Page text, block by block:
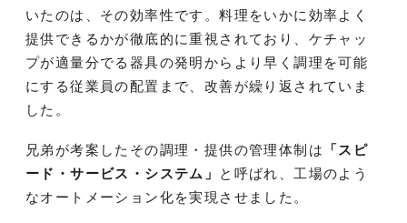
いたのは、その効率性です。料理をいかに効率よく
提供できるかが徹底的に重視されており、ケチャッ
プが適量分でる器具の発明からより早く調理を可能
にする従業員の配置まで、改善が繰り返されていま
した。
兄弟が考案したその調理・提供の管理体制は
「スピ
ード・サービス・システム」
と呼ばれ、工場のよう
なオートメーション化を実現させました。